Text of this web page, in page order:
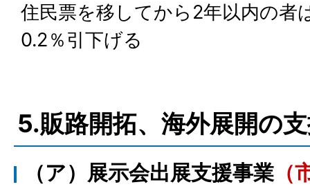
住民票を移してから2年以内の者
0.2％引下げる
5.販路開拓、海外展開の
（ア）展示会出展支援事業 （